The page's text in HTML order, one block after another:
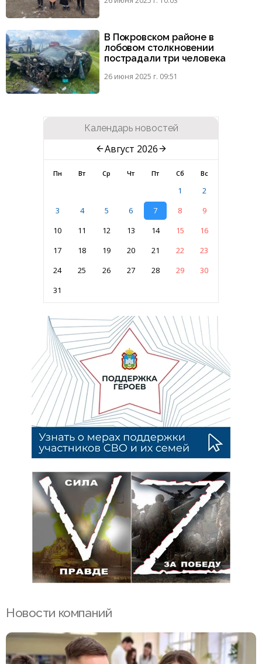
В Покровском районе в
лобовом столкновении
пострадали три человека
26 июня 2025 г. 09:51
Календарь новостей
Август 2026
Пн Вт Ср Чт Пт Сб Вс
1
2
3
4 5 6 7 8
9
10
11 12 13 14 15
16
17
18 19 20 21 22
23
24
25 26 27 28 29
30
31
Новости компаний